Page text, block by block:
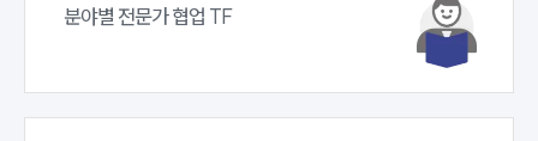
분야별 전문가 협업 TF